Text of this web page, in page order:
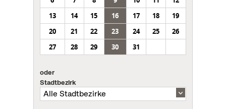
13
14 15 16 17 18
19
20
21 22 23 24 25
26
27
28 29 30 31
oder
Stadtbezirk